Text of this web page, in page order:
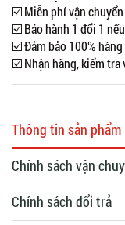
☑️ Miễn phí vận
☑️ Bảo hành 1 đổi 1
☑️ Đảm bảo 100% hàng
☑️ Nhận hàng, kiểm tra
Thông tin sản phẩm
Chính sách vận
Chính sách đổi trả